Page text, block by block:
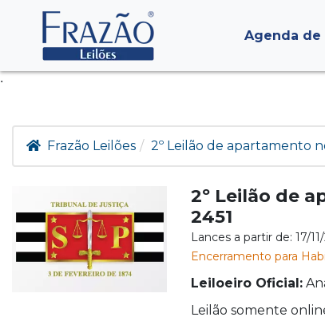
.
Agenda de
Frazão Leilões 2º Leilão de apartamento
2º Leilão de
2451
Lances a partir de: 17/
Encerramento para
Leiloeiro Oficial:
Leilão somente